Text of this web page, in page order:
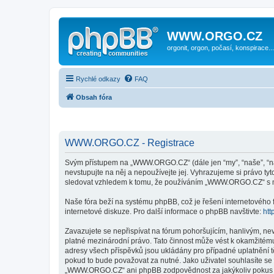
WWW.ORGO.CZ
orgonit, orgon, počasí, konspirace...
Rychlé odkazy FAQ
Obsah fóra
WWW.ORGO.CZ - Registrace
Svým přístupem na „WWW.ORGO.CZ“ (dále jen “my”,
nevstupujte na něj a nepoužívejte jej. Vyhrazujeme si právo
sledovat vzhledem k tomu, že používáním „WWW.ORGO.CZ“
Naše fóra beží na systému phpBB, což je řešení
internetové diskuze. Pro další informace o phpBB navštivte:
Zavazujete se nepřispívat na fórum pohoršujícím, hanlivým,
platné mezinárodní právo. Tato činnost může vést k
adresy všech příspěvků jsou ukládány pro případné uplatnění
pokud to bude považovat za nutné. Jako uživatel souhlasíte
„WWW.ORGO.CZ“ ani phpBB zodpovědnost za jakýkoliv